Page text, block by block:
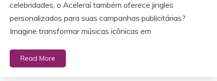
celebridades, o Aceleraí também oferece jingles
personalizados para suas campanhas publicitárias?
Imagine transformar músicas icônicas em
Read More